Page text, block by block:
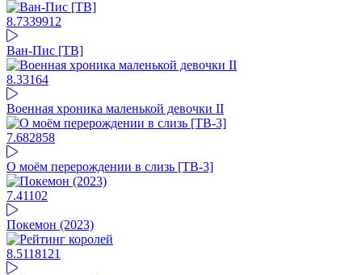
8.7339912
Ван-Пис [ТВ]
8.33164
Военная хроника маленькой девочки II
7.682858
О моём перерождении в слизь [ТВ-3]
7.41102
Покемон (2023)
8.5118121